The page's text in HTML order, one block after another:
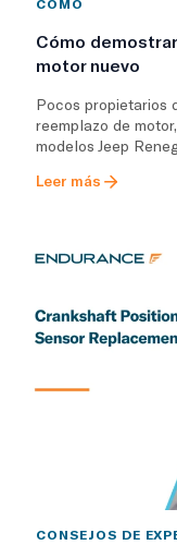
Cómo
motor nuevo
Pocos propietarios
reemplazo de
modelos Jeep
Leer más
CONSEJOS DE